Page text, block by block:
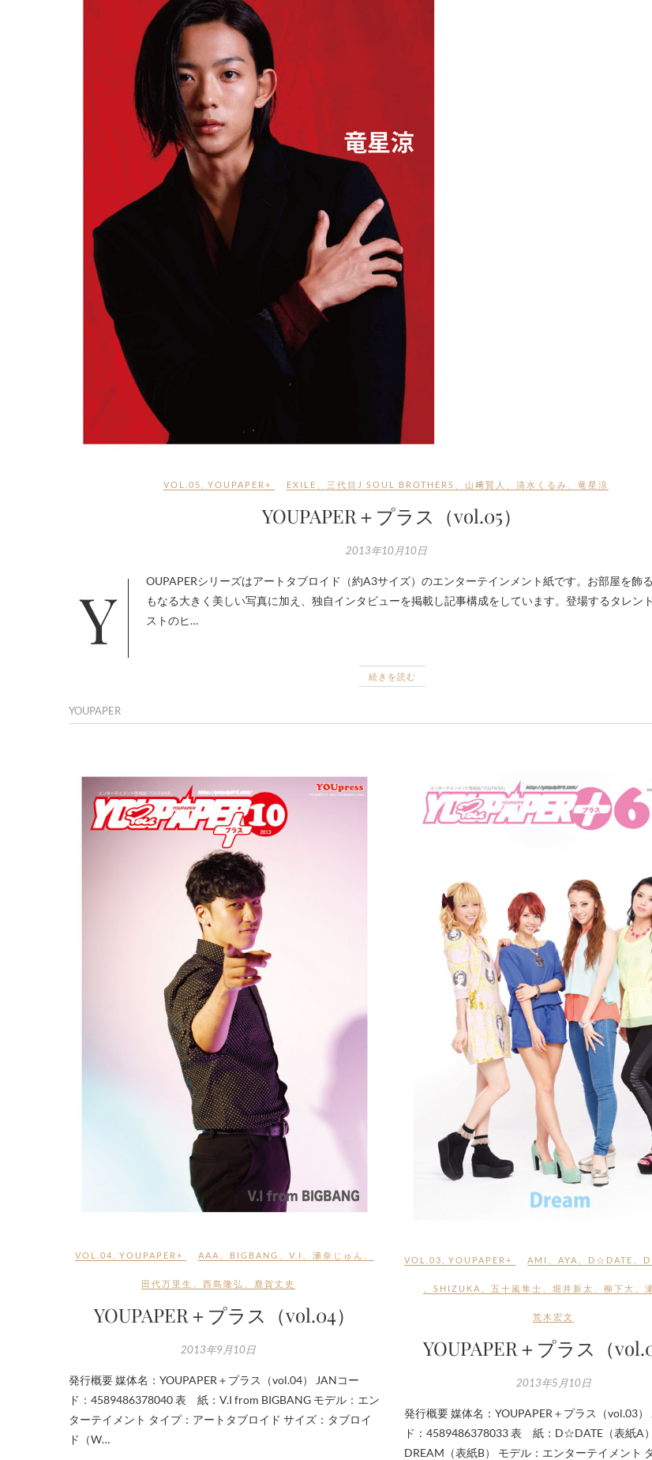
VOL.05 YOUPAPER+ EXILE 三代目J SOUL BROTHERS 山﨑賢人 清水くるみ 竜星涼
YOUPAPER＋プラス（vol.05）
2013年10月10日
YOUPAPERシリーズはアートタブロイド（約A3サイズ）のエンターテインメント紙です。お部屋を飾るポスターに
もなる大きく美しい写真に加え、独自インタビューを掲載し記事構成をしています。登場するタレン
ストのヒ…
続きを読む
YOUPAPER
VOL.04 YOUPAPER+ AAA BIGBANG V.I 瀬奈じゅん
田代万里生 、西島隆弘 鹿賀丈史
YOUPAPER＋プラス（vol.04）
2013年9月10日
発行概要 媒体名：YOUPAPER＋プラス（vol.04） JANコー
ド：4589486378040 表 紙：V.I from BIGBANG モデル：エン
ターテイメント タイプ：アートタブロイド サイズ：タブロイ
ド（W…
VOL.03 YOUPAPER+ AMI AYA D☆DATE
SHIZUKA 五十嵐隼士 堀井新太 柳下大
荒木宏文
YOUPAPER＋プラス（
2013年5月10日
発行概要 媒体名：YOUPAPER＋プラス（vol.03）
ド：4589486378033 表 紙：D☆DATE（表紙A
DREAM（表紙B） モデル：エンターテイメント